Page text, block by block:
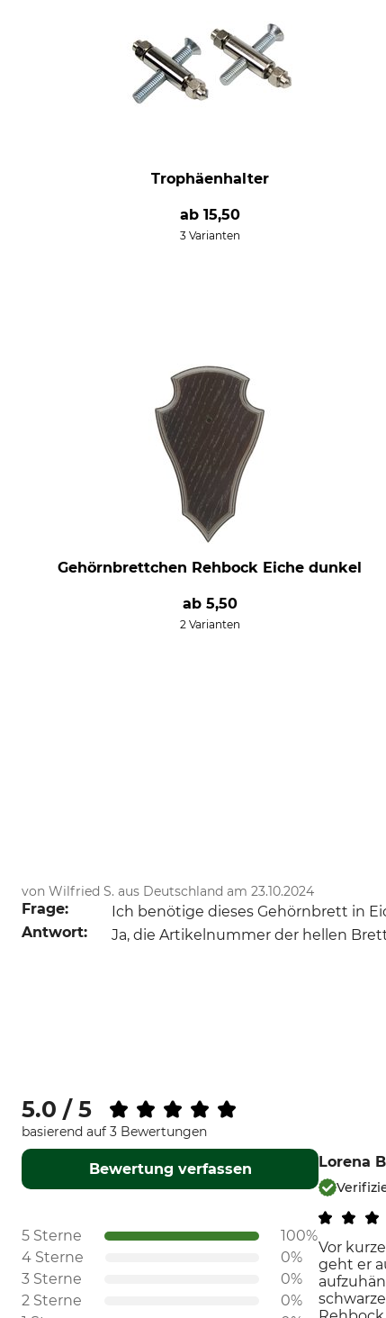
Trophäenhalter
ab 15,50
3 Varianten
Gehörnbrettchen Rehbock Eiche dunkel
ab 5,50
2 Varianten
von Wilfried S. aus Deutschland am 23.10.2024
Frage:
Ich benötige dieses Gehörnbrett in
Antwort:
Ja, die Artikelnummer der hellen
5.0 / 5
basierend auf 3 Bewertungen
Bewertung verfassen
5 Sterne
100%
4 Sterne
0%
3 Sterne
0%
2 Sterne
0%
Lorena
Vor
geht er